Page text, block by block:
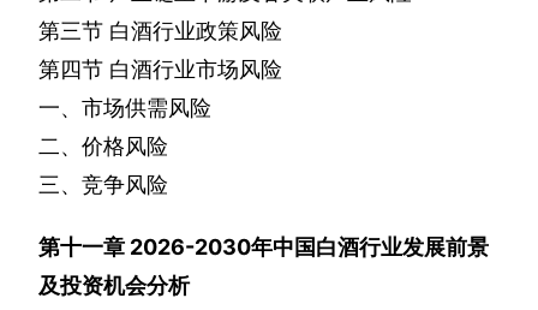
第三节 白酒行业政策风险
第四节 白酒行业市场风险
一、市场供需风险
二、价格风险
三、竞争风险
第十一章 2026-2030年中国白酒行业发展前景
及投资机会分析